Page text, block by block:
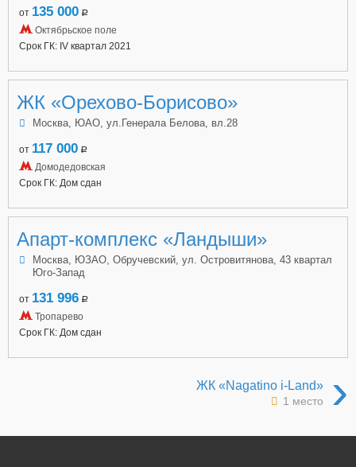
от 135 000 a
Октябрьское поле
Срок ГК: IV квартал 2021
ЖК «Орехово-Борисово»
Москва, ЮАО, ул.Генерала Белова, вл.28
от 117 000 a
Домодедовская
Срок ГК: Дом сдан
Апарт-комплекс «Ландыши»
Москва, ЮЗАО, Обручевский, ул. Островитянова, 43 квартал
Юго-Запад
от 131 996 a
Тропарево
Срок ГК: Дом сдан
›
ЖК «Nagatino i-Land»
1 место